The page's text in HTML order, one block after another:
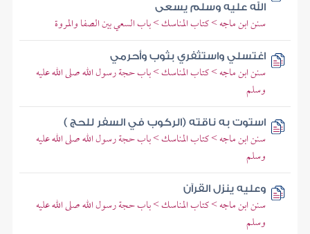
الله عليه وسلم يسعى
سنن ابن ماجه > كتاب المناسك > باب السعي بين الصفا والمروة
اغتسلي واستثفري بثوب وأحرمي
سنن ابن ماجه > كتاب المناسك > باب حجة رسول الله صلى الله عليه
وسلم
استوت به ناقته (الركوب في السفر للحج )
سنن ابن ماجه > كتاب المناسك > باب حجة رسول الله صلى الله عليه
وسلم
وعليه ينزل القرآن
سنن ابن ماجه > كتاب المناسك > باب حجة رسول الله صلى الله عليه
وسلم